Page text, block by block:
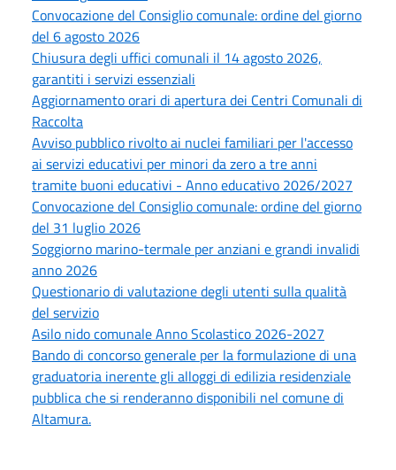
Convocazione del Consiglio comunale: ordine del giorno
del 6 agosto 2026
Chiusura degli uffici comunali il 14 agosto 2026,
garantiti i servizi essenziali
Aggiornamento orari di apertura dei Centri Comunali di
Raccolta
Avviso pubblico rivolto ai nuclei familiari per l'accesso
ai servizi educativi per minori da zero a tre anni
tramite buoni educativi - Anno educativo 2026/2027
Convocazione del Consiglio comunale: ordine del giorno
del 31 luglio 2026
Soggiorno marino-termale per anziani e grandi invalidi
anno 2026
Questionario di valutazione degli utenti sulla qualità
del servizio
Asilo nido comunale Anno Scolastico 2026-2027
Bando di concorso generale per la formulazione di una
graduatoria inerente gli alloggi di edilizia residenziale
pubblica che si renderanno disponibili nel comune di
Altamura.